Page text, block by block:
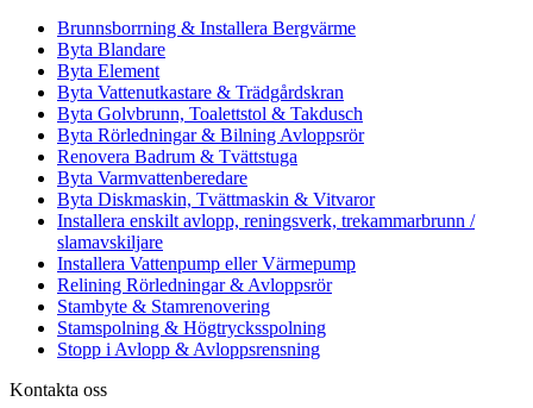
Brunnsborrning & Installera Bergvärme
Byta Blandare
Byta Element
Byta Vattenutkastare & Trädgårdskran
Byta Golvbrunn, Toalettstol & Takdusch
Byta Rörledningar & Bilning Avloppsrör
Renovera Badrum & Tvättstuga
Byta Varmvattenberedare
Byta Diskmaskin, Tvättmaskin & Vitvaror
Installera enskilt avlopp, reningsverk, trekammarbrunn /
slamavskiljare
Installera Vattenpump eller Värmepump
Relining Rörledningar & Avloppsrör
Stambyte & Stamrenovering
Stamspolning & Högtrycksspolning
Stopp i Avlopp & Avloppsrensning
Kontakta oss